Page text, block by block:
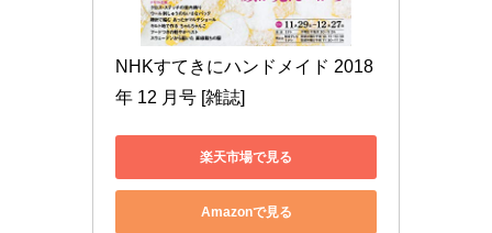
NHKすてきにハンドメイド 2018
年 12 月号 [雑誌]
楽天市場で見る
Amazonで見る